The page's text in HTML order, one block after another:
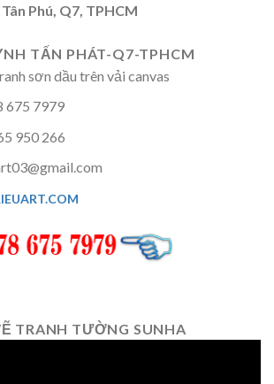
Phú, Q7, TPHCM
TẤN PHÁT-Q7-TPHCM
sơn dầu trên vải canvas
675 7979
950 266
TRANH TƯỜNG SUNHA